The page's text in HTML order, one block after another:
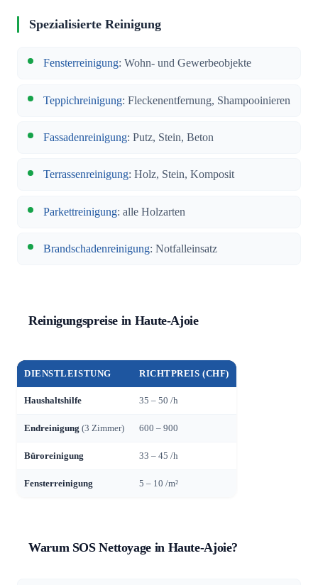
Spezialisierte Reinigung
Fensterreinigung: Wohn- und Gewerbeobjekte
Teppichreinigung: Fleckenentfernung, Shampooinieren
Fassadenreinigung: Putz, Stein, Beton
Terrassenreinigung: Holz, Stein, Komposit
Parkettreinigung: alle Holzarten
Brandschadenreinigung: Notfalleinsatz
Reinigungspreise in Haute-Ajoie
DIENSTLEISTUNG RICHTPREIS (CHF)
Haushaltshilfe 35 – 50 /h
Endreinigung (3 Zimmer) 600 – 900
Büroreinigung 33 – 45 /h
Fensterreinigung 5 – 10 /m²
Warum SOS Nettoyage in Haute-Ajoie?